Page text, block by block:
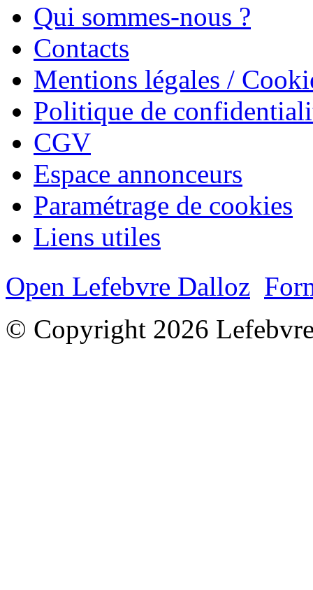
Qui sommes-nous ?
Contacts
Mentions légales /
Politique de
CGV
Espace annonceurs
Paramétrage de cookies
Liens utiles
Open Lefebvre Dalloz
© Copyright 2026